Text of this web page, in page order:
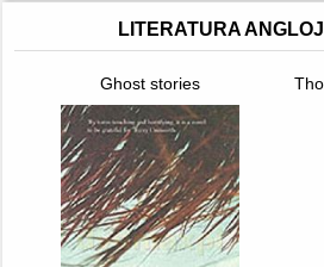
LITERATURA
Ghost stories